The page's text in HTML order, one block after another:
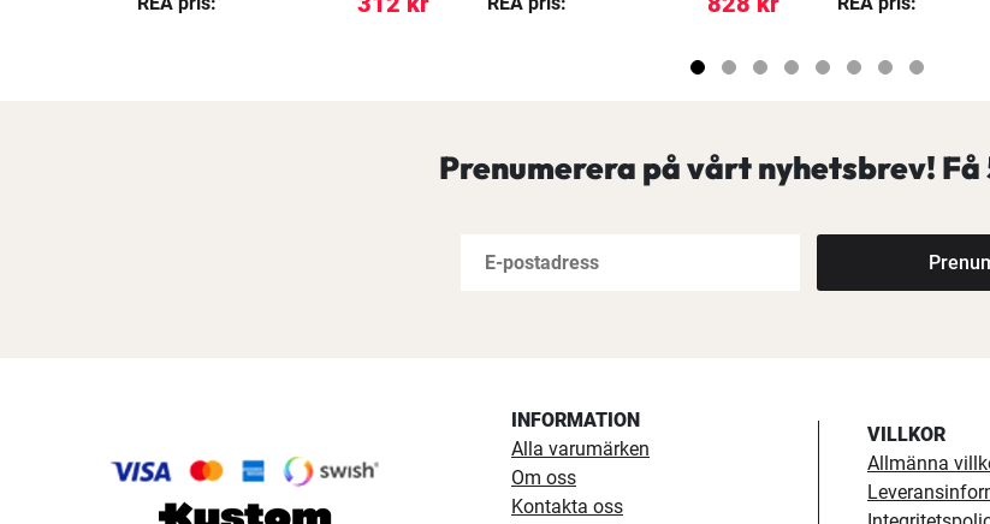
Prenumerera på vårt nyhetsbrev! Få
INFORMATION
Alla varumärken
Om oss
Kontakta oss
VILLKOR
Allmänna